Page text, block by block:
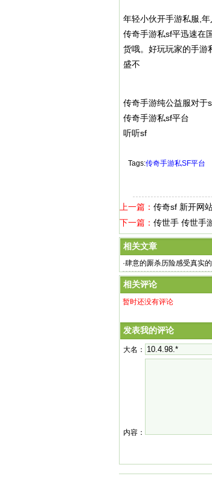
年轻小伙开手游私服,
传奇手游私sf平迅速在
货哦。好玩玩家的手游
盛不
传奇手游纯公益服对于
传奇手游私sf平台
听听sf
Tags:传奇手游私SF平台
上一篇： 传奇sf 新开网
下一篇： 传世手 传世手
相关文章
·肆意的厮杀历险感受真实
相关评论
暂时还没有评论
发表我的评论
大名：
内容：